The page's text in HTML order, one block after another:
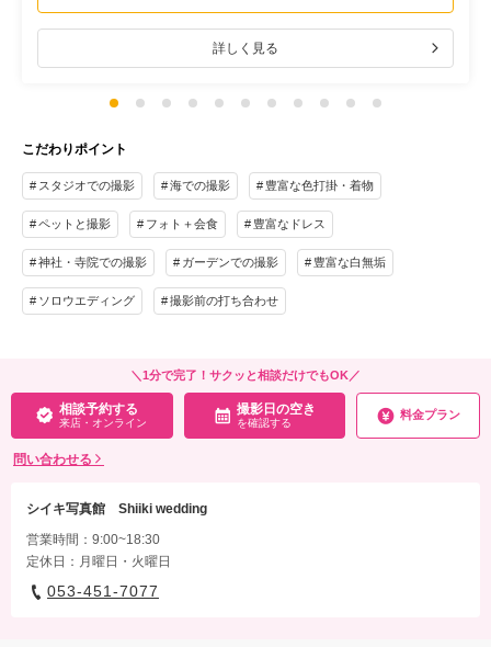
詳しく見る
こだわりポイント
スタジオでの撮影 海での撮影 豊富な色打掛・着物
ペットと撮影 フォト＋会食 豊富なドレス
神社・寺院での撮影 ガーデンでの撮影 豊富な白無垢
ソロウエディング 撮影前の打ち合わせ
＼1分で完了！サクッと相談だけでもOK／
相談予約する
来店・オンライン
撮影日の空き
を確認する
料金プラン
問い合わせる
シイキ写真館 Shiiki wedding
営業時間：9:00~18:30
定休日：月曜日・火曜日
053-451-7077